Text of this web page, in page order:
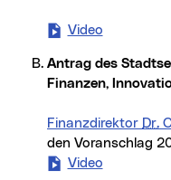
Video -
Antrag des
Finanzen,
Finanzdirektor Dr.
den Voranschlag
Video